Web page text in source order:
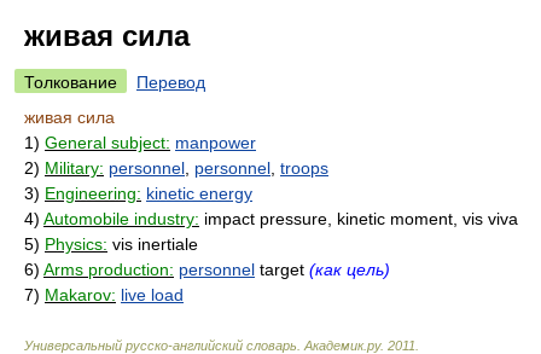
живая сила
Толкование
Перевод
живая сила
1) General subject: manpower
2) Military: personnel personnel troops
3) Engineering: kinetic energy
4) Automobile industry: impact pressure, kinetic moment, vis viva
5) Physics: vis inertiale
6) Arms production: personnel target (как цель)
7) Makarov: live load
Универсальный русско-английский словарь Академик.ру. 2011